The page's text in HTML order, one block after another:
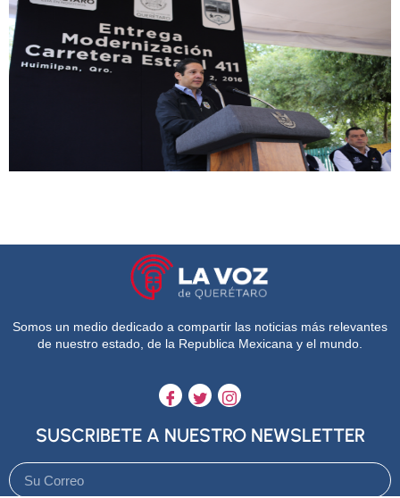
Somos un medio dedicado a compartir las noticias más relevantes
de nuestro estado, de la Republica Mexicana y el mundo.
SUSCRIBETE A NUESTRO NEWSLETTER